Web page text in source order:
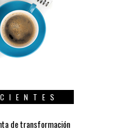
de transformación